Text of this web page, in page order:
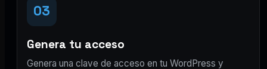
03
Genera tu acceso
Genera una clave de acceso en tu WordPress y